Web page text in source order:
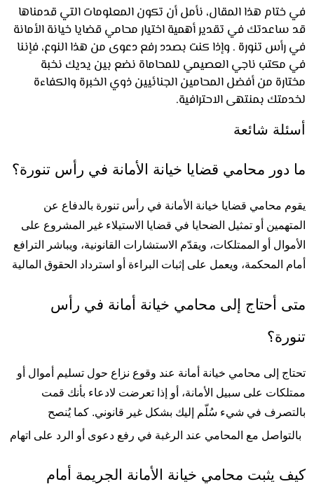
هذا المقال، نأمل أن تكون المعلومات التي قدمناها
في تقدير أهمية اختيار محامي قضايا خيانة الأمانة
تنورة . وإذا كنت بصدد رفع دعوى من هذا النوع، فإننا
ناجي العصيمي للمحاماة نضع بين يديك نخبة
من أفضل المحامين الجنائيين ذوي الخبرة والكفاءة
بمنتهى الاحترافية.
شائعة
محامي قضايا خيانة الأمانة في رأس تنورة؟
يقوم محامي قضايا خيانة الأمانة في رأس تنورة بالدفاع عن
المتهمين أو تمثيل الضحايا في قضايا الاستيلاء غير المشروع على
الأموال أو الممتلكات، ويقدّم الاستشارات القانونية، ويباشر الترافع
المحكمة، ويعمل على إثبات البراءة أو استرداد الحقوق المالية
تحتاج إلى محامي خيانة أمانة عند وقوع نزاع حول تسليم أموال أو
ممتلكات على سبيل الأمانة، أو إذا تعرضت لادعاء بأنك قمت
بالتصرف في شيء سُلّم إليك بشكل غير قانوني. كما يُنصح
مع المحامي عند الرغبة في رفع دعوى أو الرد على اتهام
كيف يثبت محامي خيانة الأمانة الجريمة أمام